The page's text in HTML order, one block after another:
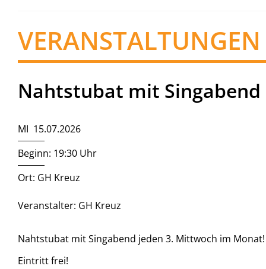
VERANSTALTUNGEN
Nahtstubat mit Singabend
MI 15.07.2026
Beginn: 19:30 Uhr
Ort: GH Kreuz
Veranstalter: GH Kreuz
Nahtstubat mit Singabend jeden 3. Mittwoch im Monat!
Eintritt frei!